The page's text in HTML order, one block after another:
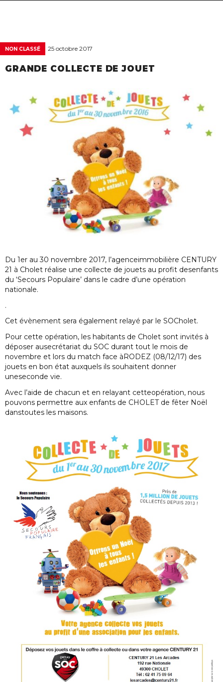
NON CLASSÉ 25 octobre 2017
GRANDE COLLECTE DE JOUET
Du 1er au 30 novembre 2017, l’agenceimmobilière CENTURY
21 à Cholet réalise une collecte de jouets au profit desenfants
du ‘Secours Populaire’ dans le cadre d’une opération
nationale.
.
Cet évènement sera également relayé par le SOCholet.
Pour cette opération, les habitants de Cholet sont invités à
déposer ausecrétariat du SOC durant tout le mois de
novembre et lors du match face àRODEZ (08/12/17) des
jouets en bon état auxquels ils souhaitent donner
uneseconde vie.
Avec l’aide de chacun et en relayant cetteopération, nous
pouvons permettre aux enfants de CHOLET de fêter Noël
danstoutes les maisons.